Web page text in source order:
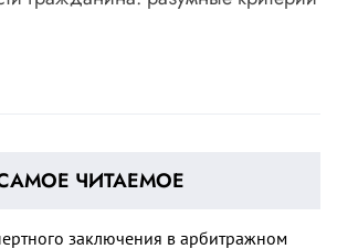
ЧИТАЕМОЕ
заключения в арбитражном